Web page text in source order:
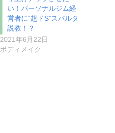
い！パーソナルジム経
営者に“超ドS”スパルタ
説教！？
2021年6月22日
ボディメイク